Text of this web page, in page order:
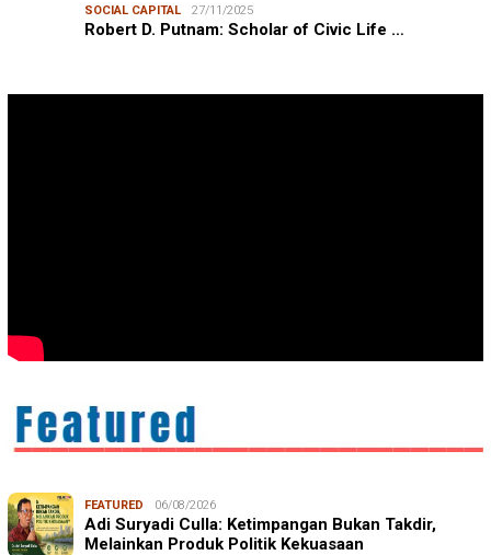
SOCIAL CAPITAL 27/11/2025
Robert D. Putnam: Scholar of Civic Life …
FEATURED 06/08/2026
Adi Suryadi Culla: Ketimpangan Bukan Takdir,
Melainkan Produk Politik Kekuasaan